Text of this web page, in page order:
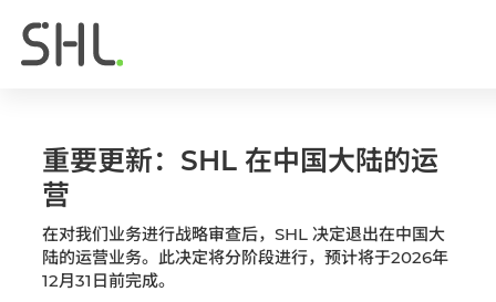
重要更新：SHL 在中国大陆的运
营
在对我们业务进行战略审查后，SHL 决定退出在中国大
陆的运营业务。此决定将分阶段进行，预计将于2026年
12月31日前完成。